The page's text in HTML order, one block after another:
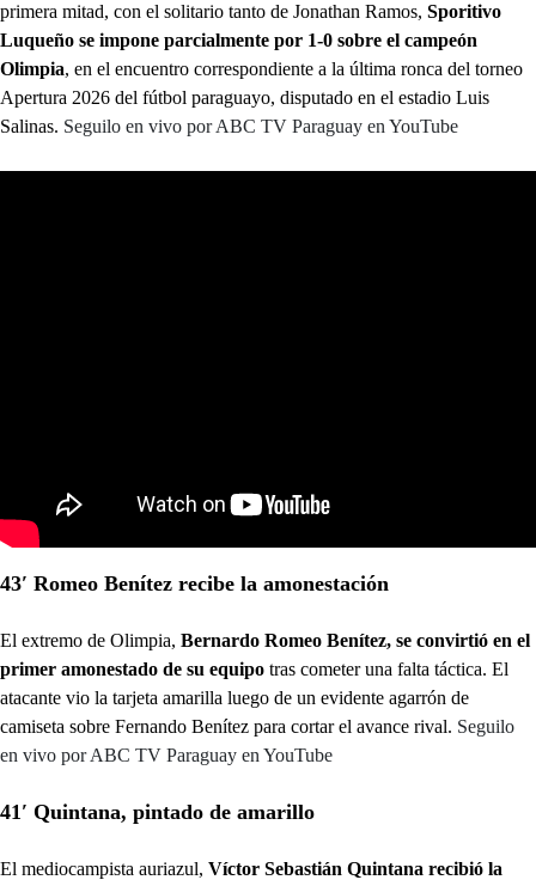
primera mitad, con el solitario tanto de Jonathan Ramos, Sporitivo
Luqueño se impone parcialmente por 1-0 sobre el campeón
Olimpia, en el encuentro correspondiente a la última ronca del torneo
Apertura 2026 del fútbol paraguayo, disputado en el estadio Luis
Salinas. Seguilo en vivo por ABC TV Paraguay en YouTube
43′ Romeo Benítez recibe la amonestación
El extremo de Olimpia, Bernardo Romeo Benítez, se convirtió en el
primer amonestado de su equipo tras cometer una falta táctica. El
atacante vio la tarjeta amarilla luego de un evidente agarrón de
camiseta sobre Fernando Benítez para cortar el avance rival. Seguilo
en vivo por ABC TV Paraguay en YouTube
41′ Quintana, pintado de amarillo
El mediocampista auriazul, Víctor Sebastián Quintana recibió la